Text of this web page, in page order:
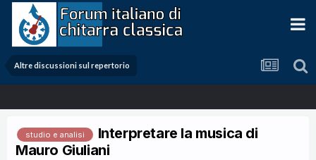
Altre discussioni sul repertorio
studio e analisi
Interpretare la musica di
Mauro Giuliani